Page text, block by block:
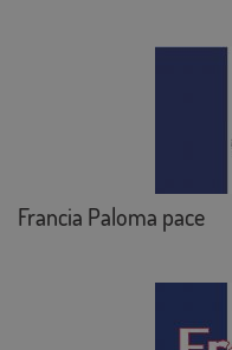
Francia Paloma pace